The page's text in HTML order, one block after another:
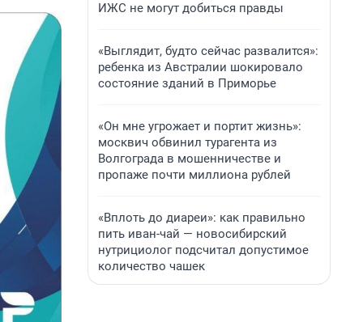
ИЖС не могут добиться правды
«Выглядит, будто сейчас развалится»:
ребенка из Австралии шокировало
состояние зданий в Приморье
«Он мне угрожает и портит жизнь»:
москвич обвинил турагента из
Волгограда в мошенничестве и
пропаже почти миллиона рублей
«Вплоть до диареи»: как правильно
пить иван-чай — новосибирский
нутрициолог подсчитал допустимое
количество чашек